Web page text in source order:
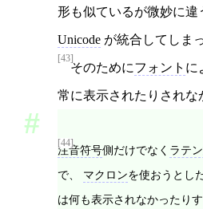
形も似ているが微妙に違
Unicode が統合してしま
[43]
そのためにフォント に
常に表示されたりされな
[44]
注音符号側だけでなく ラテ
で、 マクロンを使おうとし
は何も表示されなかったり